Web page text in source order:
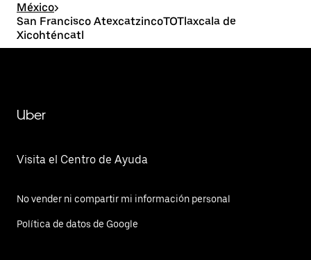
México>
San Francisco AtexcatzincoTOTlaxcala de
Xicohténcatl
Uber
Visita el Centro de Ayuda
No vender ni compartir mi información personal
Política de datos de Google